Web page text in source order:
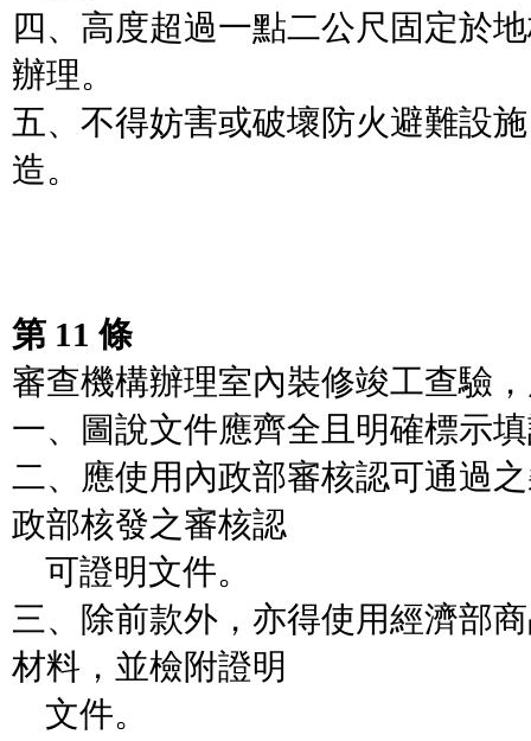
四、高度超過一點二公尺固定於
辦理。
五、不得妨害或破壞防火避難設
造。
第 11 條
審查機構辦理室內裝修竣工查驗
一、圖說文件應齊全且明確標示
二、應使用內政部審核認可通過
政部核發之審核認
可證明文件。
三、除前款外，亦得使用經濟部
材料，並檢附證明
文件。